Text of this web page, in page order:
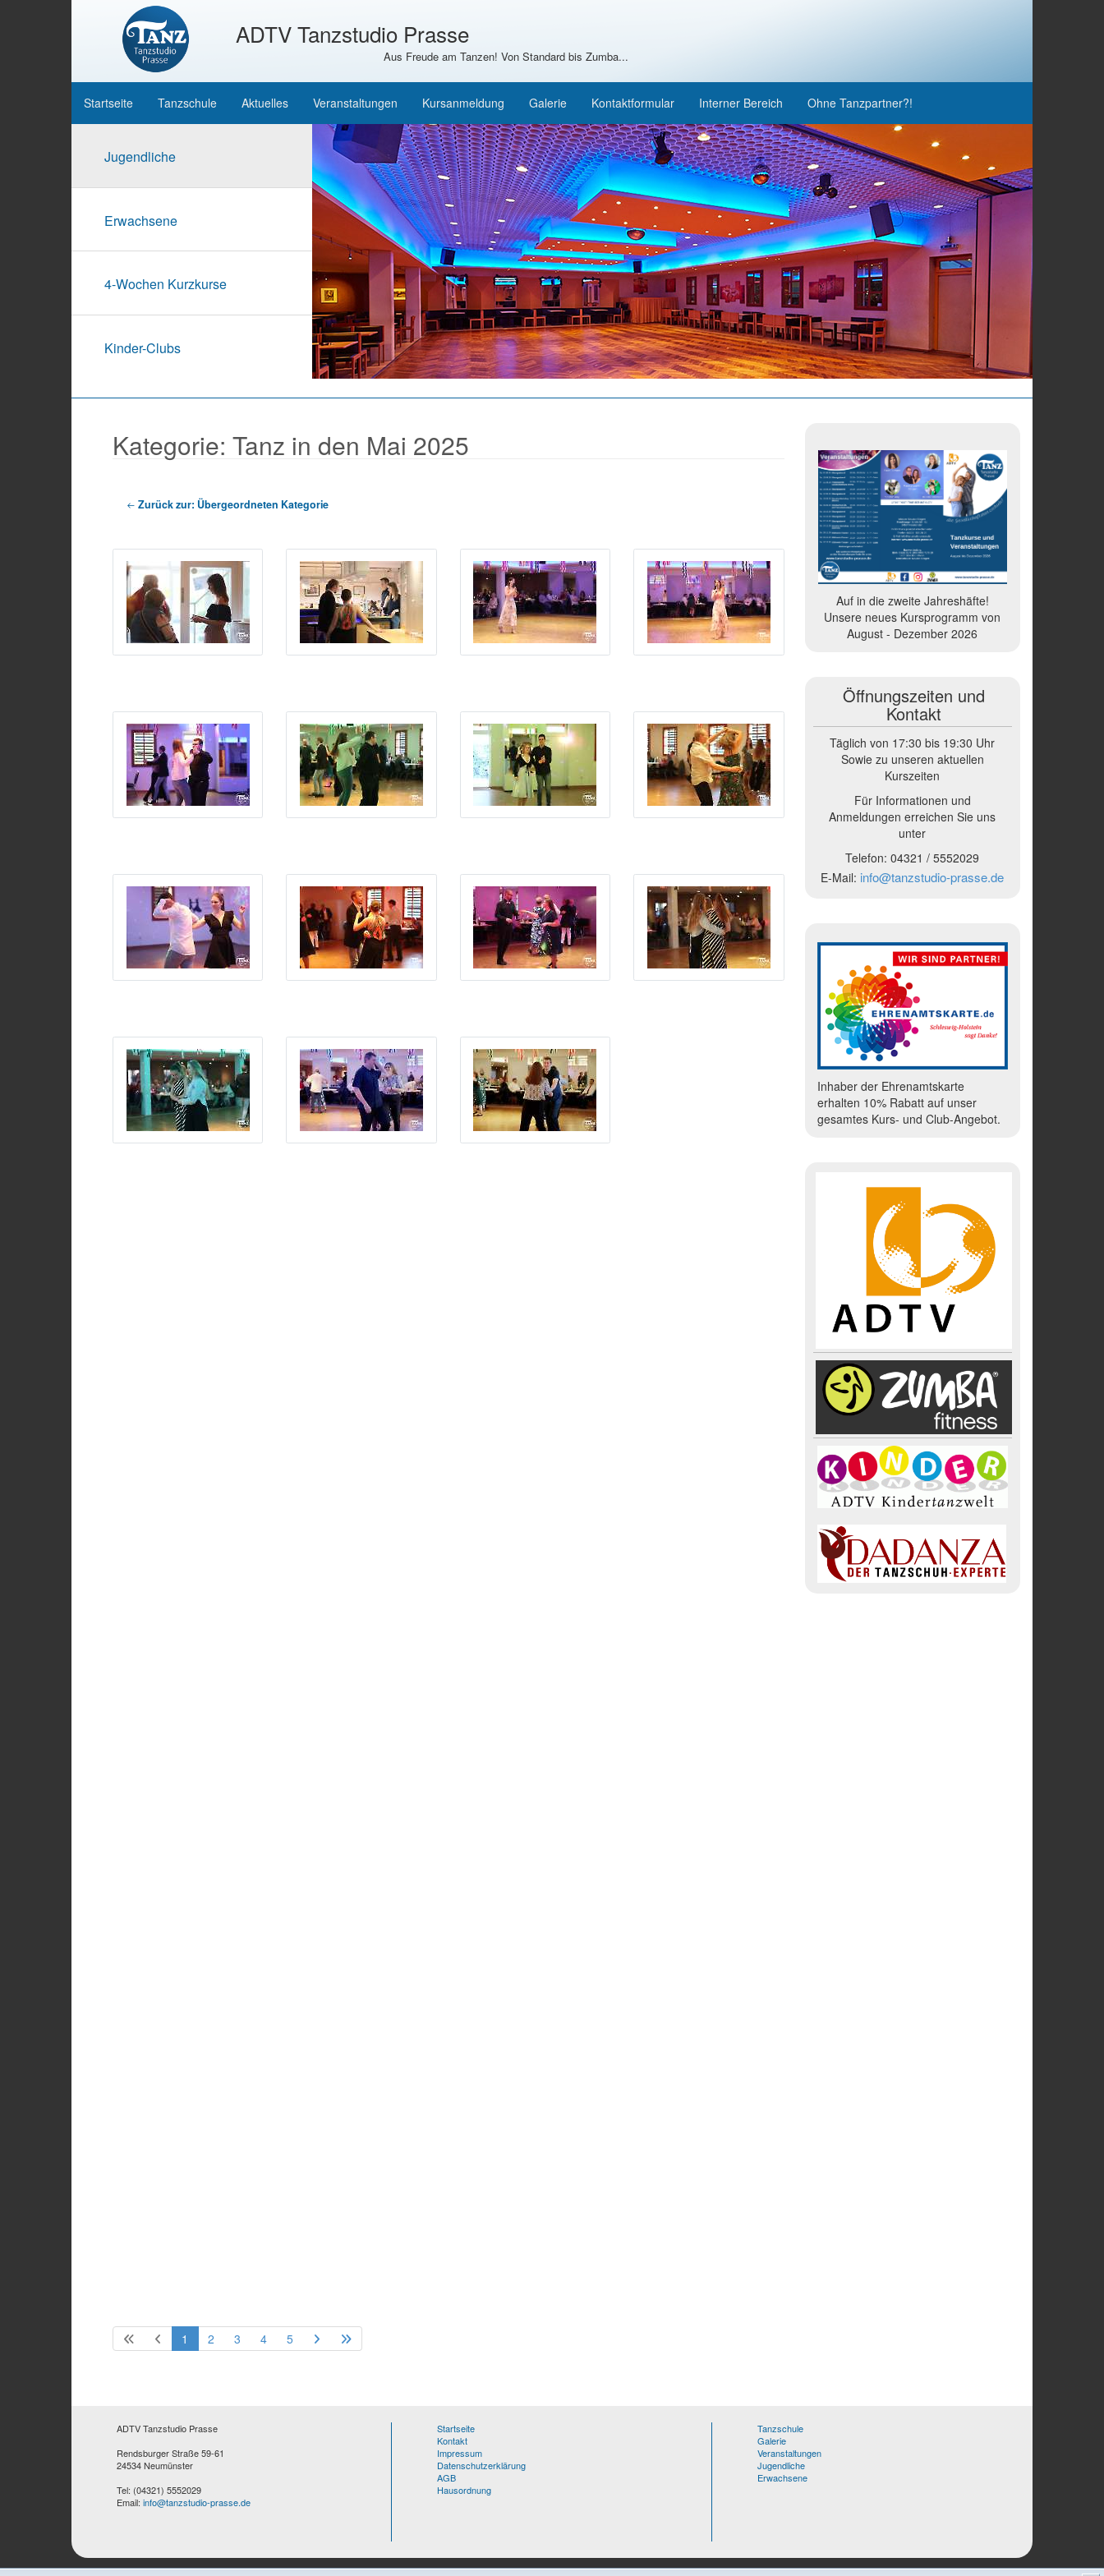
ADTV Tanzstudio Prasse
Aus Freude am Tanzen! Von Standard bis Zumba...
Startseite Tanzschule Aktuelles Veranstaltungen Kursanmeldung Galerie Kontaktformular Interner Bereich Ohne Tanzpartner?!
Jugendliche
Erwachsene
4-Wochen Kurzkurse
Kinder-Clubs
Kategorie: Tanz in den Mai 2025
Zurück zur: Übergeordneten Kategorie
1 2 3 4 5
Auf in die zweite Jahreshäfte!
Unsere neues Kursprogramm von
August - Dezember 2026
Öffnungszeiten und
Kontakt
Täglich von 17:30 bis 19:30 Uhr
Sowie zu unseren aktuellen
Kurszeiten
Für Informationen und
Anmeldungen erreichen Sie uns
unter
Telefon:04321 /5552029
E-Mail: info@tanzstudio-prasse.de
Inhaber der Ehrenamtskarte
erhalten 10% Rabatt auf unser
gesamtes Kurs- und Club-Angebot.
ADTV Tanzstudio Prasse
Rendsburger Straße 59-61
24534 Neumünster
Tel: (04321) 5552029
Email: info@tanzstudio-prasse.de
Startseite
Kontakt
Impressum
Datenschutzerklärung
AGB
Hausordnung
Tanzschule
Galerie
Veranstaltungen
Jugendliche
Erwachsene